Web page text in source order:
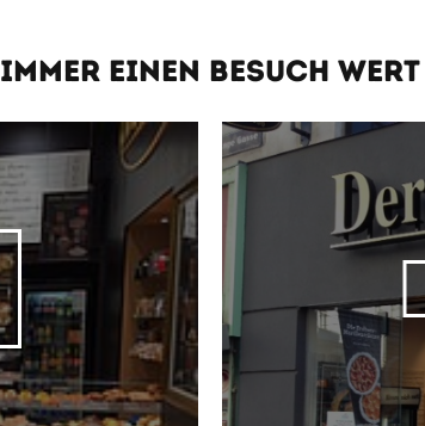
IMMER EINEN BESUCH WERT